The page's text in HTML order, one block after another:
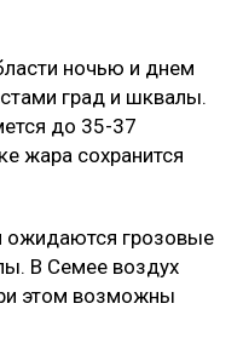
ночью и днем
град и шквалы.
до 35-37
жара сохранится
ожидаются грозовые
В Семее воздух
этом возможны